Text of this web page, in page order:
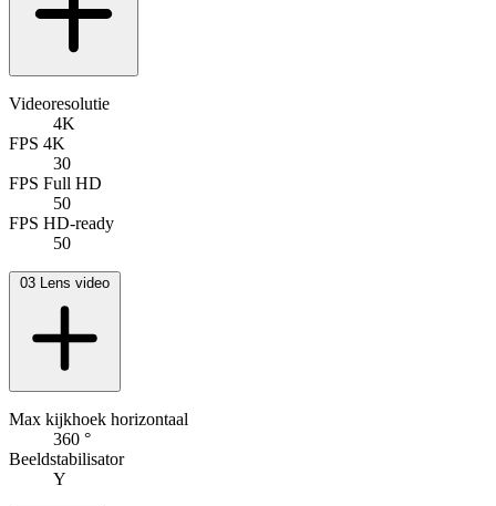
Videoresolutie
4K
FPS 4K
30
FPS Full HD
50
FPS HD-ready
50
03 Lens video
Max kijkhoek horizontaal
360 °
Beeldstabilisator
Y